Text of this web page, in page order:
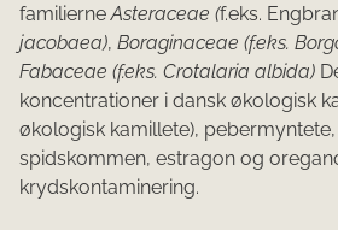
familierneAsteraceae (f.eks.
jacobaea), Boraginaceae (f.eks.
Fabaceae (f.eks. Crotalaria albida)
koncentrationer i dansk økologisk
økologisk kamillete),
spidskommen, estragon og
krydskontaminering.